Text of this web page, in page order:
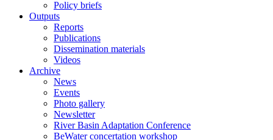
Policy briefs
Outputs
Reports
Publications
Dissemination materials
Videos
Archive
News
Events
Photo gallery
Newsletter
River Basin Adaptation Conference
BeWater concertation workshop